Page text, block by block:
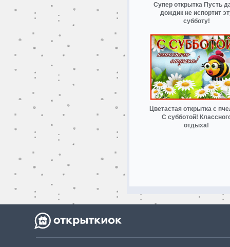
Супер открытка Пусть
дождик не испортит
субботу!
Цветастая открытка с
С субботой!
отдыха!